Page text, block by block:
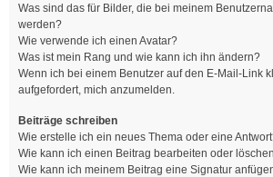
Was sind das für Bilder, die bei meinem
werden?
Wie verwende ich einen Avatar?
Was ist mein Rang und wie kann ich ihn ändern?
Wenn ich bei einem Benutzer auf den E-Mail-Link
aufgefordert, mich anzumelden.
Beiträge schreiben
Wie erstelle ich ein neues Thema oder eine
Wie kann ich einen Beitrag bearbeiten oder
Wie kann ich meinem Beitrag eine Signatur